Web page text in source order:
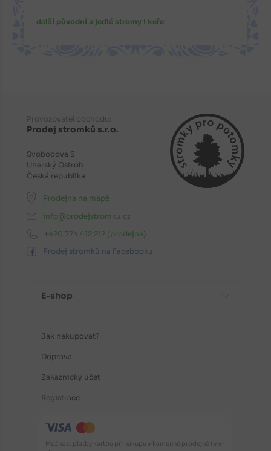
další původní a jedlé stromy i keře
Provozovatel obchodu:
Prodej stromků s.r.o.
Svobodova 5
Uherský Ostroh
Česká republika
Prodejna na mapě
info@prodejstromku.cz
+420 774 412 212 (prodejna)
Prodej stromků na Facebooku
E-shop
Jak nakupovat?
Doprava
Zákaznický účet
Registrace
Možnost platby kartou při nákupu v kamenné prodejně i v e-